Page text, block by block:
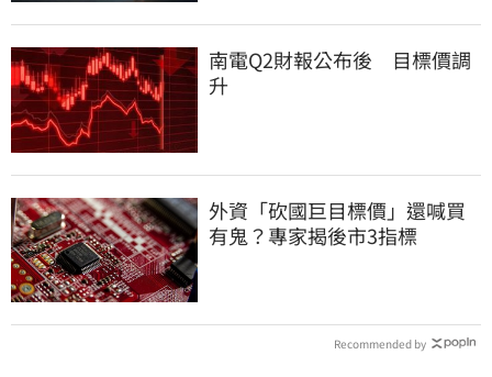
南電Q2財報公布後 目標價調
升
外資「砍國巨目標價」還喊買
有鬼？專家揭後市3指標
Recommended by